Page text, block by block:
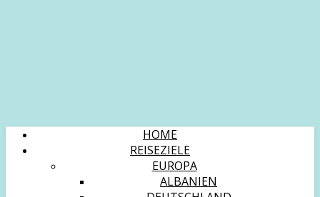
HOME
REISEZIELE
EUROPA
ALBANIEN